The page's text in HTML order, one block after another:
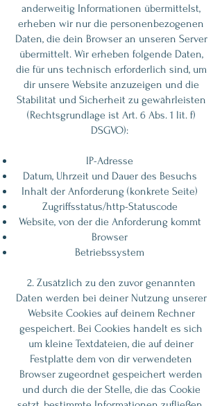
anderweitig Informationen übermittelst,
erheben wir nur die personenbezogenen
Daten, die dein Browser an unseren Server
übermittelt. Wir erheben folgende Daten,
die für uns technisch erforderlich sind, um
dir unsere Website anzuzeigen und die
Stabilität und Sicherheit zu gewährleisten
(Rechtsgrundlage ist Art. 6 Abs. 1 lit. f)
DSGVO):
IP-Adresse
Datum, Uhrzeit und Dauer des Besuchs
Inhalt der Anforderung (konkrete Seite)
Zugriffsstatus/http-Statuscode
Website, von der die Anforderung kommt
Browser
Betriebssystem
2. Zusätzlich zu den zuvor genannten
Daten werden bei deiner Nutzung unserer
Website Cookies auf deinem Rechner
gespeichert. Bei Cookies handelt es sich
um kleine Textdateien, die auf deiner
Festplatte dem von dir verwendeten
Browser zugeordnet gespeichert werden
und durch die der Stelle, die das Cookie